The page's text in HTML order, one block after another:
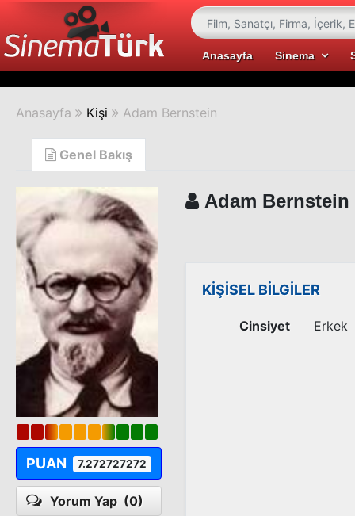
Anasayfa Sinema
Anasayfa Kişi Adam Bernstein
Genel Bakış
PUAN 7.272727272
Yorum Yap (0)
Adam Bernstein
KİŞİSEL BİLGİLER
Cinsiyet Erkek